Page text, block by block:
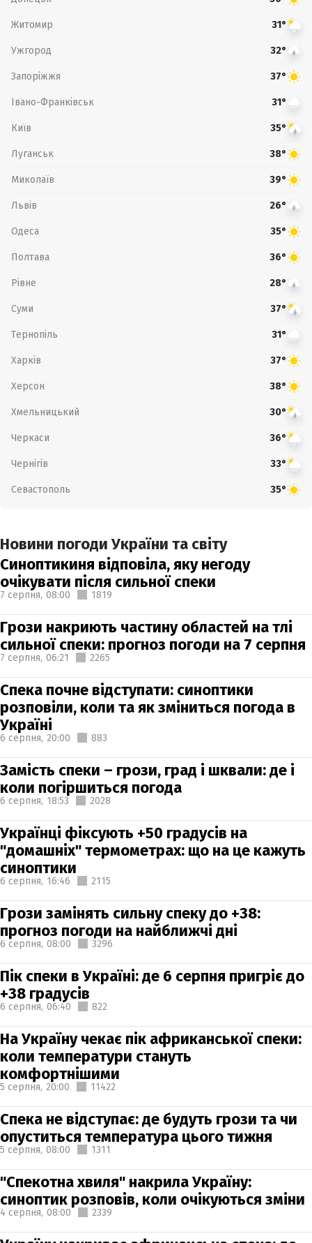
Житомир 31°
Ужгород 32°
Запоріжжя 37°
Івано-Франківськ 31°
Київ 35°
Луганськ 38°
Миколаїв 39°
Львів 26°
Одеса 35°
Полтава 36°
Рівне 28°
Суми 37°
Тернопіль 31°
Харків 37°
Херсон 38°
Хмельницький 30°
Черкаси 36°
Чернігів 33°
Севастополь 35°
Новини погоди України та світу
Синоптикиня відповіла, яку негоду
очікувати після сильної спеки
7 серпня, 08:00 1819
Грози накриють частину областей на тлі
сильної спеки: прогноз погоди на 7 серпня
7 серпня, 06:21 2265
Спека почне відступати: синоптики
розповіли, коли та як зміниться погода в
Україні
6 серпня, 20:00 883
Замість спеки – грози, град і шквали: де і
коли погіршиться погода
6 серпня, 18:53 2028
Українці фіксують +50 градусів на
"домашніх" термометрах: що на це кажуть
синоптики
6 серпня, 16:46 2115
Грози замінять сильну спеку до +38:
прогноз погоди на найближчі дні
6 серпня, 08:00 3296
Пік спеки в Україні: де 6 серпня пригріє до
+38 градусів
6 серпня, 06:40 822
На Україну чекає пік африканської спеки:
коли температури стануть
комфортнішими
5 серпня, 20:00 11422
Спека не відступає: де будуть грози та чи
опуститься температура цього тижня
5 серпня, 08:00 1311
"Спекотна хвиля" накрила Україну:
синоптик розповів, коли очікуються зміни
4 серпня, 08:00 2339